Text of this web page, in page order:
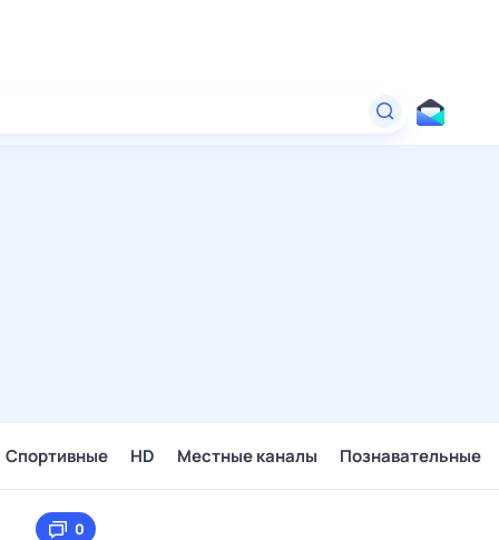
Спортивные HD Местные каналы Познавательные
0